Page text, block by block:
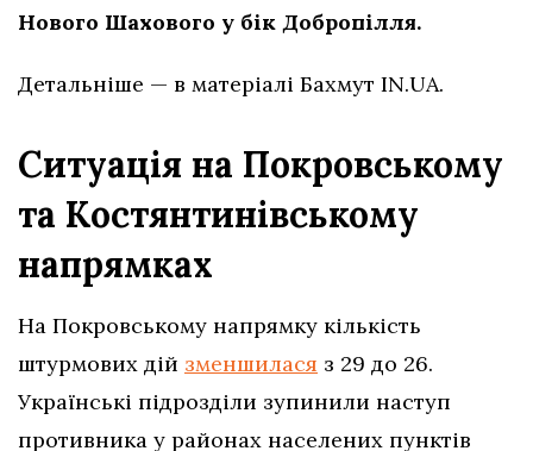
Нового Шахового у бік Добропілля.
Детальніше — в матеріалі Бахмут IN.UA.
Ситуація на Покровському
та Костянтинівському
напрямках
На Покровському напрямку кількість
штурмових дій зменшилася з 29 до 26.
Українські підрозділи зупинили наступ
противника у районах населених пунктів